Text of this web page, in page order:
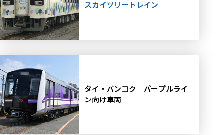
スカイツリートレイン
タイ・バンコク パープルライ
ン向け車両